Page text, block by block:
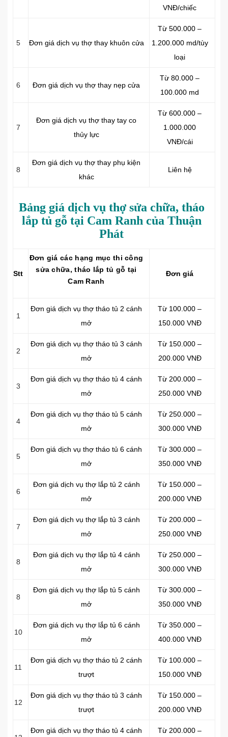
VNĐ/chiếc
5 Đơn giá dịch vụ thợ thay khuôn cửa
Từ 500.000 –
1.200.000 md/tùy
loại
6 Đơn giá dịch vụ thợ thay nẹp cửa
Từ 80.000 –
100.000 md
7
Đơn giá dịch vụ thợ thay tay co
thủy lực
Từ 600.000 –
1.000.000
VNĐ/cái
8
Đơn giá dịch vụ thợ thay phụ kiện
khác
Liên hệ
Bảng giá dịch vụ thợ sửa chữa, tháo
lắp tủ gỗ tại Cam Ranh của Thuận
Phát
Stt
Đơn giá các hạng mục thi công
sửa chữa, tháo lắp tủ gỗ tại
Cam Ranh
Đơn giá
1
Đơn giá dịch vụ thợ tháo tủ 2 cánh
mở
Từ 100.000 –
150.000 VNĐ
2
Đơn giá dịch vụ thợ tháo tủ 3 cánh
mở
Từ 150.000 –
200.000 VNĐ
3
Đơn giá dịch vụ thợ tháo tủ 4 cánh
mở
Từ 200.000 –
250.000 VNĐ
4
Đơn giá dịch vụ thợ tháo tủ 5 cánh
mở
Từ 250.000 –
300.000 VNĐ
5
Đơn giá dịch vụ thợ tháo tủ 6 cánh
mở
Từ 300.000 –
350.000 VNĐ
6
Đơn giá dịch vụ thợ lắp tủ 2 cánh
mở
Từ 150.000 –
200.000 VNĐ
7
Đơn giá dịch vụ thợ lắp tủ 3 cánh
mở
Từ 200.000 –
250.000 VNĐ
8
Đơn giá dịch vụ thợ lắp tủ 4 cánh
mở
Từ 250.000 –
300.000 VNĐ
8
Đơn giá dịch vụ thợ lắp tủ 5 cánh
mở
Từ 300.000 –
350.000 VNĐ
10
Đơn giá dịch vụ thợ lắp tủ 6 cánh
mở
Từ 350.000 –
400.000 VNĐ
11
Đơn giá dịch vụ thợ tháo tủ 2 cánh
trượt
Từ 100.000 –
150.000 VNĐ
12
Đơn giá dịch vụ thợ tháo tủ 3 cánh
trượt
Từ 150.000 –
200.000 VNĐ
Đơn giá dịch vụ thợ tháo tủ 4 cánh Từ 200.000 –